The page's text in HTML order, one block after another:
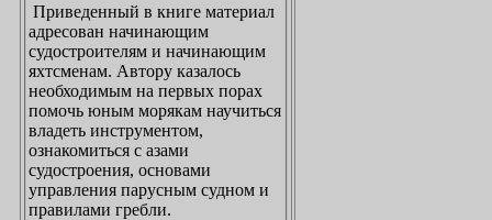
Приведенный в книге материал
адресован начинающим
судостроителям и начинающим
яхтсменам. Автору казалось
необходимым на первых порах
помочь юным морякам научиться
владеть инструментом,
ознакомиться с азами
судостроения, основами
управления парусным судном и
правилами гребли.